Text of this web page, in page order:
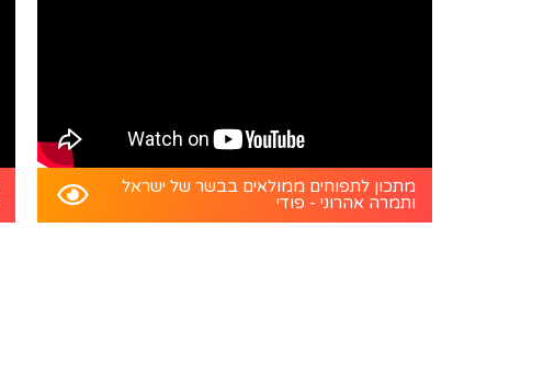
מתכון לתפוחים ממולאים בבשר של ישראל
ותמרה אהרוני - פודי